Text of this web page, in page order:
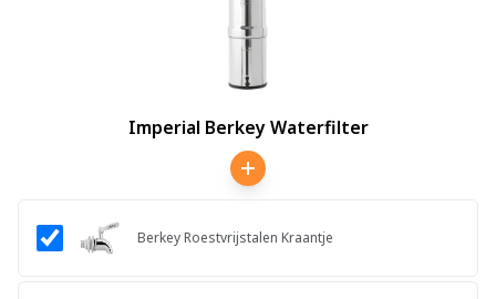
Imperial Berkey Waterfilter
Berkey Roestvrijstalen Kraantje